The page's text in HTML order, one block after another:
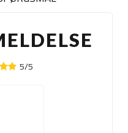
5/5